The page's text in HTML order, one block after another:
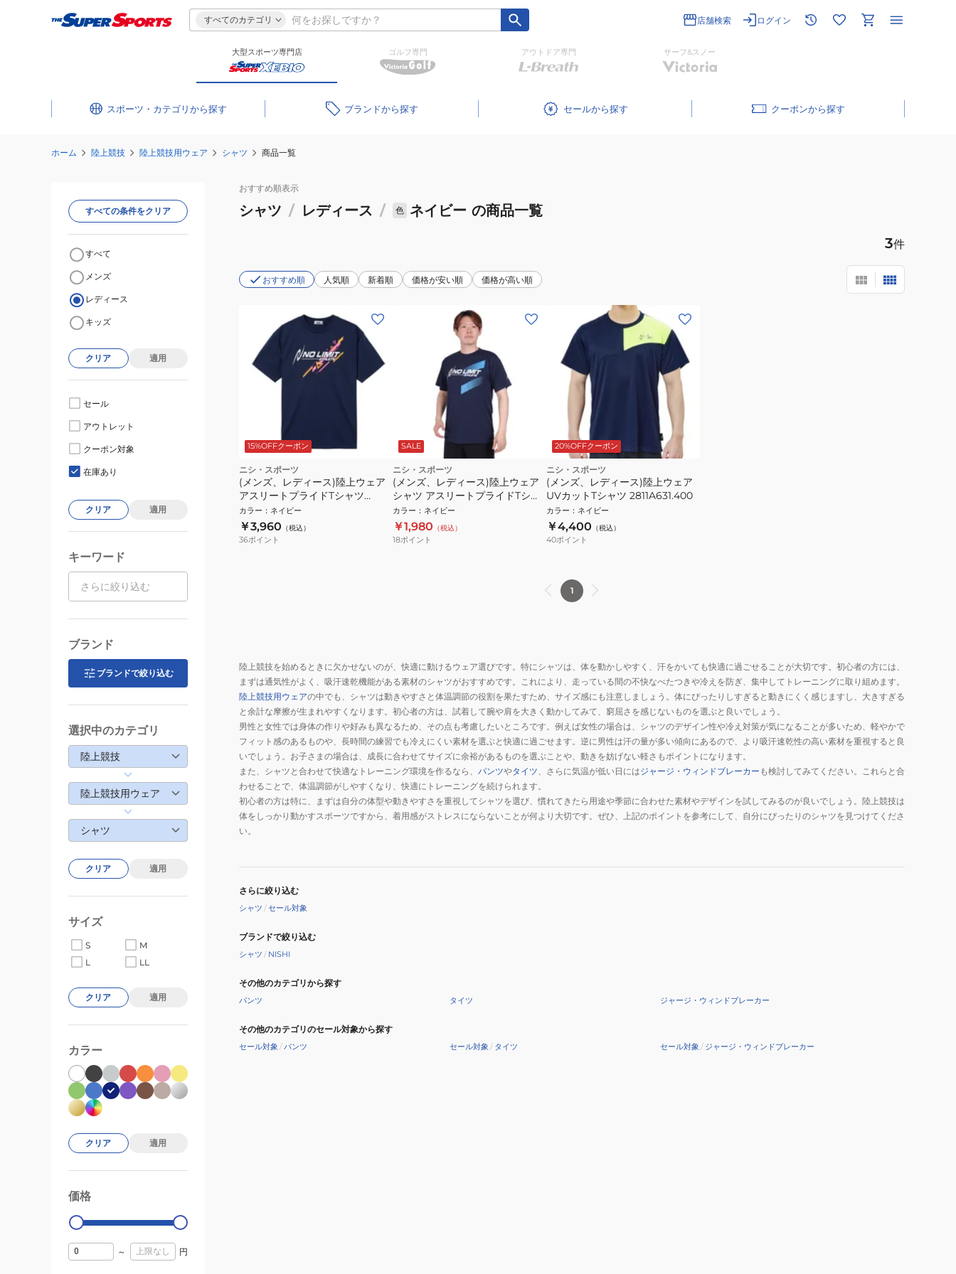
すべてのカテゴリ 店舗検索 ログイン
大型スポーツ専門店 ゴルフ専門 アウトドア専門 サーフ&スノー
スポーツ・カテゴリ ブランド セール クーポン
ホーム 陸上競技 陸上競技用ウェア シャツ 商品一覧
おすすめ順表示
シャツ / レディース / 色 ネイビー の商品一覧
3件
おすすめ順 人気順 新着順 価格が安い順 価格が高い順
15%OFFクーポン
ニシ・スポーツ
(メンズ、レディース)陸上ウェア
アスリートプライドTシャツ
2811A656.400
カラー ： ネイビー
￥3,960 （税込）
36ポイント
SALE
ニシ・スポーツ
(メンズ、レディース)陸上ウェア
シャツ アスリートプライドTシャ
ツ 2811A374.400 速乾
カラー ： ネイビー
￥1,980 （税込）
18ポイント
20%OFFクーポン
ニシ・スポーツ
(メンズ、レディース)陸上ウェア
UVカットTシャツ 2811A631.400
カラー ： ネイビー
￥4,400 （税込）
40ポイント
1
陸上競技を始めるときに欠かせないのが、快適に動けるウェア選びです。特にシャツは、体を動かしやすく、汗をかいても快適に過ごせることが大切です。初心者の方には、
まずは通気性がよく、吸汗速乾機能がある素材のシャツがおすすめです。これにより、走っている間の不快なべたつきや冷えを防ぎ、集中してトレーニングに取り組めます。
陸上競技用ウェアの中でも、シャツは動きやすさと体温調節の役割を果たすため、サイズ感にも注意しましょう。体にぴったりしすぎると動きにくく感じますし、大きすぎる
と余計な摩擦が生まれやすくなります。初心者の方は、試着して腕や肩を大きく動かしてみて、窮屈さを感じないものを選ぶと良いでしょう。
男性と女性では身体の作りや好みも異なるため、その点も考慮したいところです。例えば女性の場合は、シャツのデザイン性や冷え対策が気になることが多いため、軽やかで
フィット感のあるものや、長時間の練習でも冷えにくい素材を選ぶと快適に過ごせます。逆に男性は汗の量が多い傾向にあるので、より吸汗速乾性の高い素材を重視すると良
いでしょう。お子さまの場合は、成長に合わせてサイズに余裕があるものを選ぶことや、動きを妨げない軽さもポイントになります。
また、シャツと合わせて快適なトレーニング環境を作るなら、 パンツやタイツ 、さらに気温が低い日にはジャージ・ウィンドブレーカー も検討してみてください。これらと合
わせることで、体温調節がしやすくなり、快適にトレーニングを続けられます。
初心者の方は特に、まずは自分の体型や動きやすさを重視してシャツを選び、慣れてきたら用途や季節に合わせた素材やデザインを試してみるのが良いでしょう。陸上競技は
体をしっかり動かすスポーツですから、着用感がストレスにならないことが何より大切です。ぜひ、上記のポイントを参考にして、自分にぴったりのシャツを見つけてくださ
い。
さらに絞り込む
シャツ /セール対象
ブランドで絞り込む
シャツ / NISHI
その他のカテゴリから探す
パンツ タイツ ジャージ・ウィンドブレーカー
その他のカテゴリのセール対象から探す
セール対象 /パンツ セール対象 / タイツ セール対象 / ジャージ・ウィンドブレーカー
すべての条件をクリア
すべて
メンズ
レディース
キッズ
クリア 適用
セール
アウトレット
クーポン対象
在庫あり
クリア 適用
キーワード
ブランド
ブランドで絞り込む
選択中のカテゴリ
陸上競技
陸上競技用ウェア
シャツ
クリア 適用
サイズ
S
M
L
LL
クリア 適用
カラー
クリア 適用
価格
0
～ 円